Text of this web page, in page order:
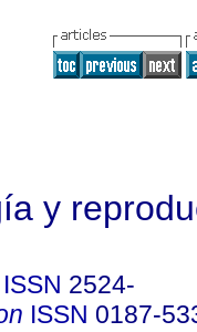
y
ISSN 2524-
ISSN 0187-